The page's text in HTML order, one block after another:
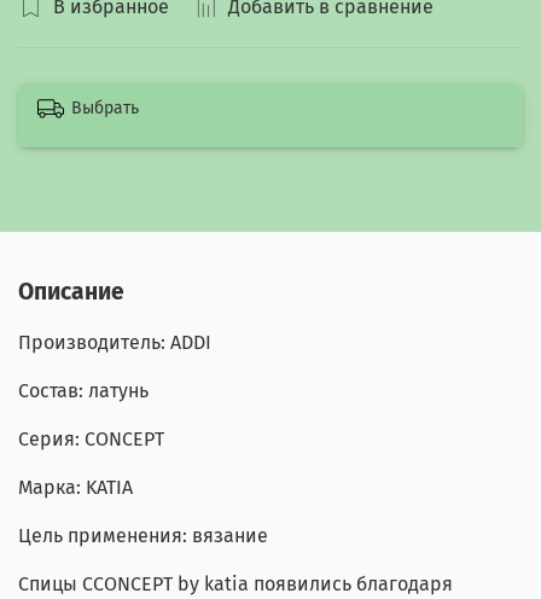
В избранное Добавить в сравнение
Выбрать
Описание
Производитель: ADDI
Состав: латунь
Серия: CONCEPT
Марка: KATIA
Цель применения: вязание
Спицы CCONCEPT by katia появились благодаря